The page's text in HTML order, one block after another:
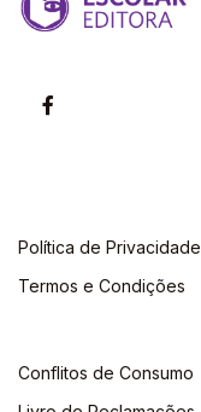
Política de Privacidade
Termos e Condições
Conflitos de Consumo